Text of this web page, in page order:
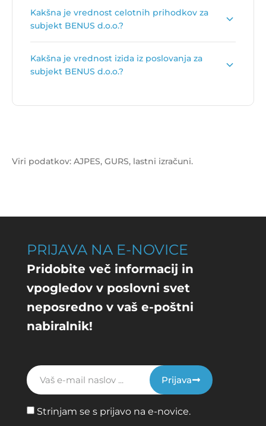
Trgovina na debelo z lesom, gradbenim
materialom in sanitarno opremo
Kakšna je vrednost celotnih prihodkov za
subjekt BENUS d.o.o.?
d.o.o. je896.013 €.
Kakšna je vrednost izida iz poslovanja za
subjekt BENUS d.o.o.?
d.o.o. je35.992 €.
Viri podatkov: AJPES, GURS, lastni izračuni.
PRIJAVA NA E-NOVICE
Pridobite več informacij in
vpogledov v poslovni svet
neposredno v vaš e-poštni
nabiralnik!
Strinjam se s prijavo na e-novice.
Prijava